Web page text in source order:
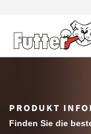
PRODUKT
Finden Sie die